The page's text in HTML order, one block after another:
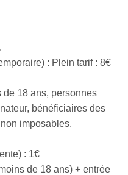
: Plein tarif : 8€
de 18 ans, personnes
bénéficiaires des
imposables.
: 1€
de 18 ans) + entrée